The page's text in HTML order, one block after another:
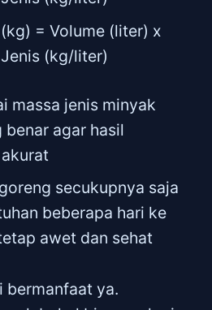
= Volume (liter) x
(kg/liter)
massa jenis minyak
agar hasil
secukupnya saja
beberapa hari ke
awet dan sehat
bermanfaat ya.